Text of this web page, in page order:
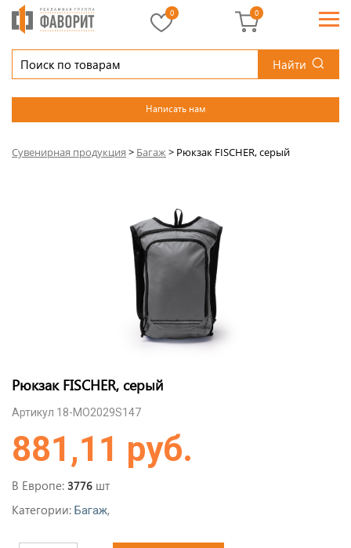
Найти
Написать нам
0 0
Сувенирная продукция > Багаж > Рюкзак FISCHER, серый
Рюкзак FISCHER, серый
Артикул 18-MO2029S147
881,11 руб.
В Европе: 3776 шт
Категории: Багаж,